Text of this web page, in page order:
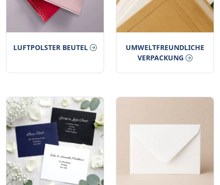
LUFTPOLSTER BEUTEL
UMWELTFREUNDLICHE
VERPACKUNG